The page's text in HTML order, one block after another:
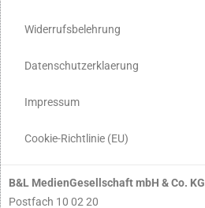
Widerrufsbelehrung
Datenschutzerklaerung
Impressum
Cookie-Richtlinie (EU)
B&L MedienGesellschaft mbH & Co. KG
Postfach 10 02 20